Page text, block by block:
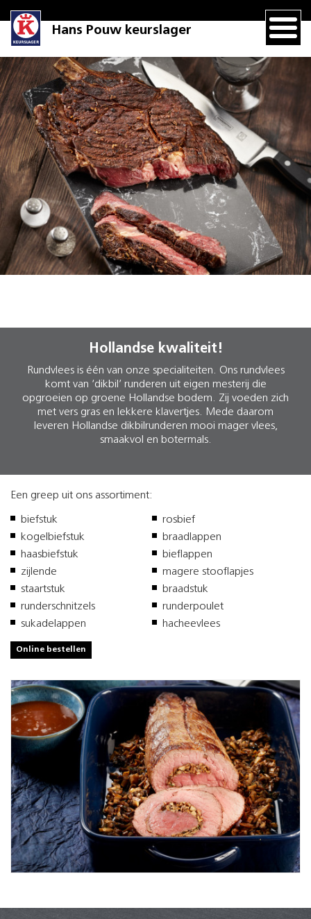
Hans Pouw keurslager
Hollandse kwaliteit!
Rundvlees is één van onze specialiteiten. Ons rundvlees
komt van ‘dikbil’ runderen uit eigen mesterij die
opgroeien op groene Hollandse bodem. Zij voeden zich
met vers gras en lekkere klavertjes. Mede daarom
leveren Hollandse dikbilrunderen mooi mager vlees,
smaakvol en botermals.
Een greep uit ons assortiment:
biefstuk
kogelbiefstuk
haasbiefstuk
zijlende
staartstuk
runderschnitzels
sukadelappen
rosbief
braadlappen
bieflappen
magere stooflapjes
braadstuk
runderpoulet
hacheevlees
Online bestellen